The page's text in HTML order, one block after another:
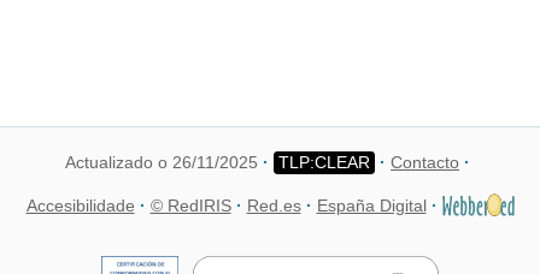
Actualizado o 26/11/2025 Contacto
Accesibilidade © RedIRIS Red.es España Digital